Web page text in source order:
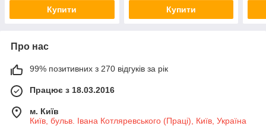
Купити Купити
Про нас
99% позитивних з 270 відгуків за рік
Працює з 18.03.2016
м. Київ
Київ, бульв. Івана Котляревського (Праці), Київ, Україна